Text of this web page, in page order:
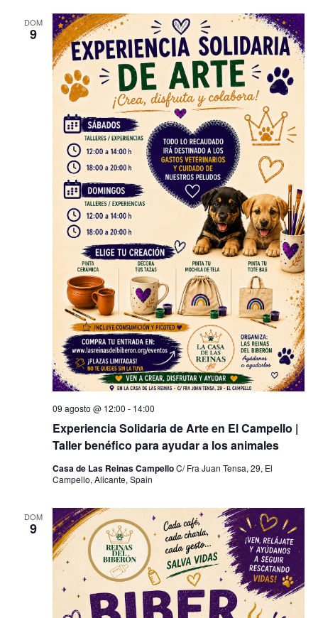
DOM
9
Experiencia Solidaria de Arte en El Campello |
Taller benéfico para ayudar a los animales
09 agosto @ 12:00 - 14:00
Casa de Las Reinas CampelloC/ Fra Juan Tensa, 29, El
Campello, Alicante, Spain
DOM
9